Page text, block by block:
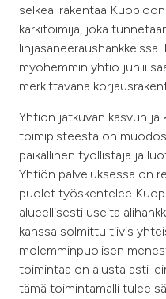
selkeä: rakentaa
kärkitoimija, joka
myöhemmin yhtiö juhlii
merkittävänä
Yhtiön jatkuvan kasvun
toimipisteestä on
paikallinen työllistäjä ja
Yhtiön palveluksessa on
puolet työskentelee
alueellisesti useita
kanssa solmittu tiivis
molemminpuolisen
toimintaa on alusta asti
tämä toimintamalli tulee